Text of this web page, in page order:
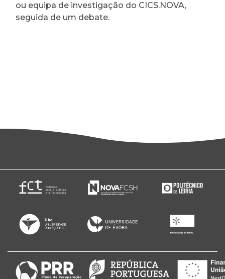
ou equipa de investigação do CICS.NOVA,
seguida de um debate.